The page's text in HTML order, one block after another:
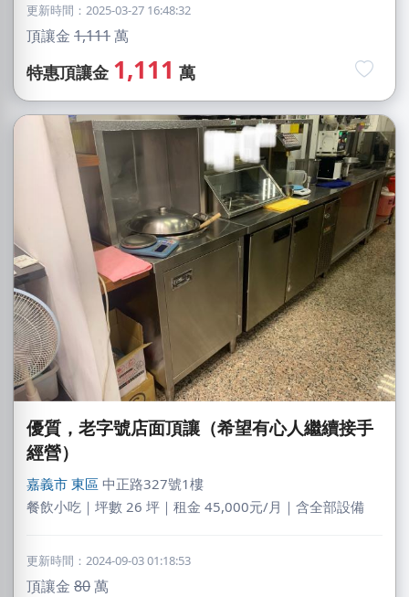
更新時間：2025-03-27 16:48:32
頂讓金 1,111萬
特惠頂讓金 1,111 萬
優質，老字號店面頂讓（希望有心人繼續接手
經營）
嘉義市 東區 中正路327號1樓
餐飲小吃｜坪數 26 坪｜租金 45,000元/月｜含全部設備
更新時間：2024-09-03 01:18:53
頂讓金 80萬